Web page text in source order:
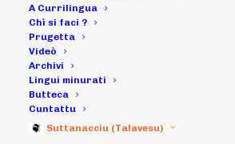
A Currilingua
Chì si faci ?
Prugetta
Videò
Archivi
Lingui minurati
Butteca
Cuntattu
Suttanacciu (Talavesu)
Di carta